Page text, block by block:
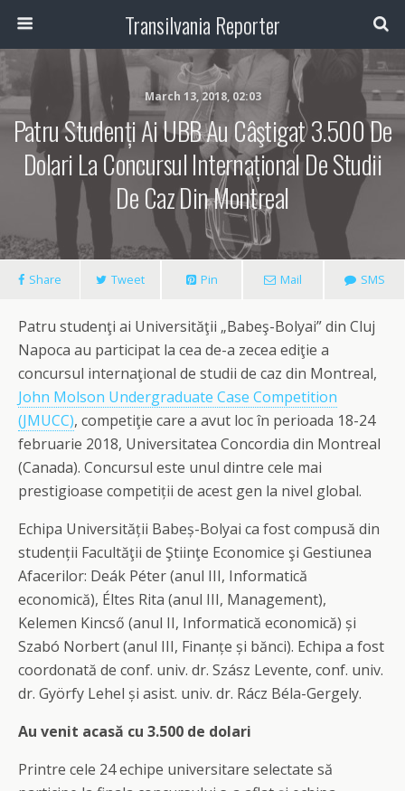
Transilvania Reporter
March 13, 2018, 02:03
Patru Studenți Ai UBB Au Câştigat 3.500 De
Dolari La Concursul Internațional De Studii
De Caz Din Montreal
Share Tweet Pin Mail SMS
Patru studenţi ai Universităţii „Babeş-Bolyai” din Cluj
Napoca au participat la cea de-a zecea ediţie a
concursul internaţional de studii de caz din Montreal,
John Molson Undergraduate Case Competition
(JMUCC), competiţie care a avut loc în perioada 18-24
februarie 2018, Universitatea Concordia din Montreal
(Canada). Concursul este unul dintre cele mai
prestigioase competiții de acest gen la nivel global.
Echipa Universității Babeș-Bolyai ca fost compusă din
studenții Facultăţii de Ştiinţe Economice şi Gestiunea
Afacerilor: Deák Péter (anul III, Informatică
economică), Éltes Rita (anul III, Management),
Kelemen Kincső (anul II, Informatică economică) și
Szabó Norbert (anul III, Finanțe și bănci). Echipa a fost
coordonată de conf. univ. dr. Szász Levente, conf. univ.
dr. Györfy Lehel și asist. univ. dr. Rácz Béla-Gergely.
Au venit acasă cu 3.500 de dolari
Printre cele 24 echipe universitare selectate să